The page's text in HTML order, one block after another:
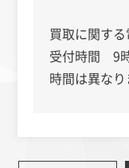
買取に関す
受付時間 9
時間は異なり